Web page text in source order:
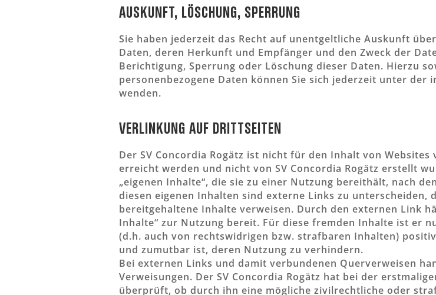
Auskunft, Löschung, Sperrung
Sie haben jederzeit das Recht auf unentgeltliche Auskunft
Daten, deren Herkunft und Empfänger und den Zweck der
Berichtigung, Sperrung oder Löschung dieser Daten. Hierzu
personenbezogene Daten können Sie sich jederzeit unter der
wenden.
Verlinkung auf Drittseiten
Der SV Concordia Rogätz ist nicht für den Inhalt von
erreicht werden und nicht von SV Concordia Rogätz erstellt
„eigenen Inhalte“, die sie zu einer Nutzung bereithält, nach
diesen eigenen Inhalten sind externe Links zu unterscheiden,
bereitgehaltene Inhalte verweisen. Durch den externen Link
Inhalte“ zur Nutzung bereit. Für diese fremden Inhalte ist er
(d.h. auch von rechtswidrigen bzw. strafbaren Inhalten)
und zumutbar ist, deren Nutzung zu verhindern.
Bei externen Links und damit verbundenen Querverweisen
Verweisungen. Der SV Concordia Rogätz hat bei der
überprüft, ob durch ihn eine mögliche zivilrechtliche oder